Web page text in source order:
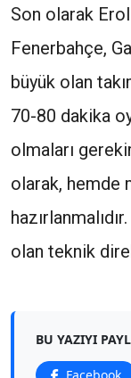
Son olarak
Fenerbahçe,
büyük olan
70-80 dakika
olmaları
olarak, hemde
olan teknik
BU YAZIYI